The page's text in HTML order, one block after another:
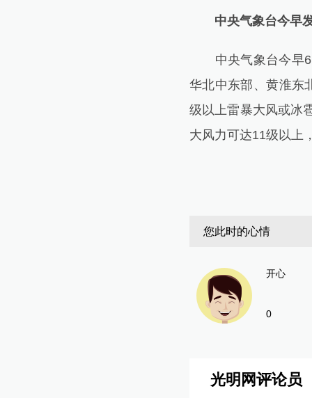
中央气象台今早
中央气象台今早6
华北中东部、黄淮东
级以上雷暴大风或冰
大风力可达11级以上
您此时的心情
开心
0
光明网评论员